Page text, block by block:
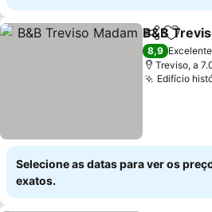
Partilhar
B&B
8,9 Excelente
Treviso, a
Edifício
Selecione as datas para ver os
exatos.